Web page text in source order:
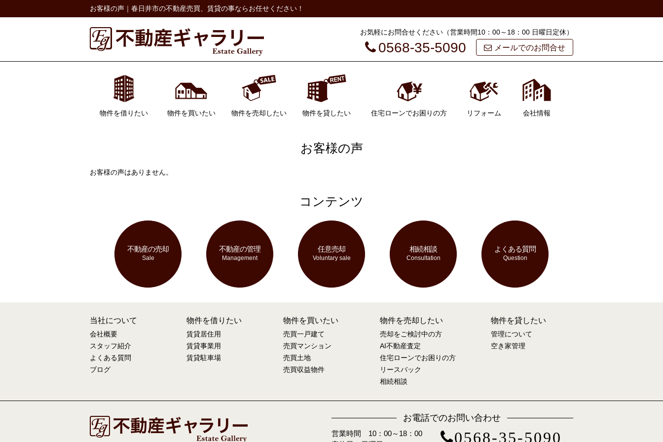
お客様の声｜春日井市の不動産売買、賃貸の事ならお任せください！
お気軽にお問合せください（営業時間10：00～18：00 日曜日定休）
メールでのお問合せ
0568-35-5090
物件を借りたい 物件を買いたい 物件を売却したい 物件を貸したい 住宅ローンでお困りの方 リフォーム 会社情報
お客様の声
お客様の声はありません。
コンテンツ
不動産の売却
Sale
不動産の管理
Management
任意売却
Voluntary sale
相続相談
Consultation
よくある質問
Question
当社について
会社概要
スタッフ紹介
よくある質問
ブログ
物件を借りたい
賃貸居住用
賃貸事業用
賃貸駐車場
物件を買いたい
売買一戸建て
売買マンション
売買土地
売買収益物件
物件を売却したい
売却をご検討中の方
AI不動産査定
住宅ローンでお困りの方
リースバック
相続相談
物件を貸したい
管理について
空き家管理
お電話でのお問い合わせ
営業時間 10：00～18：00
0568-35-5090